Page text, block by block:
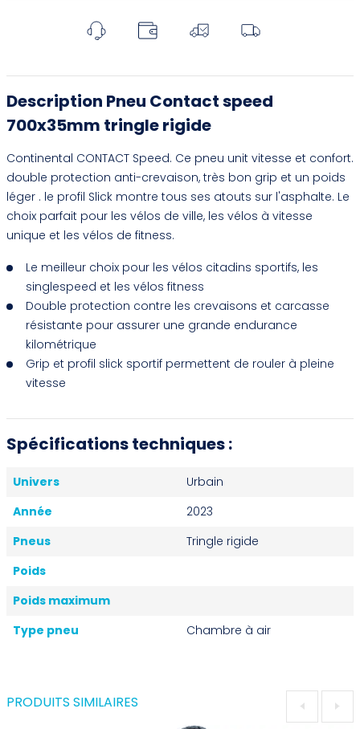
Description Pneu Contact speed
700x35mm tringle rigide
Continental CONTACT Speed. Ce pneu unit vitesse et confort.
double protection anti-crevaison, très bon grip et un poids
léger . le profil Slick montre tous ses atouts sur l'asphalte. Le
choix parfait pour les vélos de ville, les vélos à vitesse
unique et les vélos de fitness.
Le meilleur choix pour les vélos citadins sportifs, les
singlespeed et les vélos fitness
Double protection contre les crevaisons et carcasse
résistante pour assurer une grande endurance
kilométrique
Grip et profil slick sportif permettent de rouler à pleine
vitesse
Spécifications techniques :
Univers
Urbain
Année
2023
Pneus
Tringle rigide
Poids
Poids maximum
Type pneu
Chambre à air
PRODUITS SIMILAIRES